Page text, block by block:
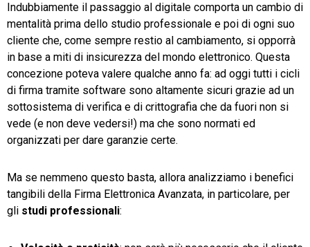
Indubbiamente il passaggio al digitale comporta un cambio di
mentalità prima dello studio professionale e poi di ogni suo
cliente che, come sempre restio al cambiamento, si opporrà
in base a miti di insicurezza del mondo elettronico. Questa
concezione poteva valere qualche anno fa: ad oggi tutti i cicli
di firma tramite software sono altamente sicuri grazie ad un
sottosistema di verifica e di crittografia che da fuori non si
vede (e non deve vedersi!) ma che sono normati ed
organizzati per dare garanzie certe.
Ma se nemmeno questo basta, allora analizziamo i benefici
tangibili della Firma Elettronica Avanzata, in particolare, per
gli studi professionali: